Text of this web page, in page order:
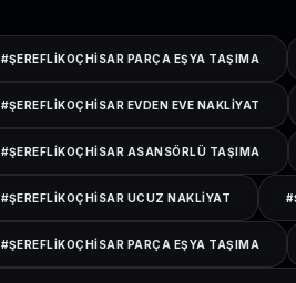
#ŞEREFLIKOÇHISAR PARÇA EŞYA TAŞIMA
#ŞEREFLIKOÇHISAR EVDEN EVE NAKLIYAT
#ŞEREFLIKOÇHISAR ASANSÖRLÜ TAŞIMA
#ŞEREFLIKOÇHISAR UCUZ NAKLIYAT #
#ŞEREFLIKOÇHISAR PARÇA EŞYA TAŞIMA